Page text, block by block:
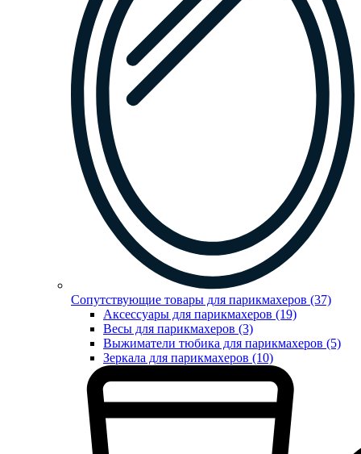
Сопутствующие товары для парикмахеров (37)
Аксессуары для парикмахеров (19)
Весы для парикмахеров (3)
Выжиматели тюбика для парикмахеров (5)
Зеркала для парикмахеров (10)